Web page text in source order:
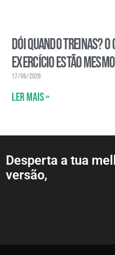
Dói quando treinas?
exercício estão
17/06/2026
Ler mais »
Desperta a tua
versão,